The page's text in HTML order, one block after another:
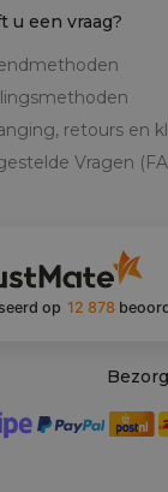
u een vraag?
retours en
Vragen
op 12 878